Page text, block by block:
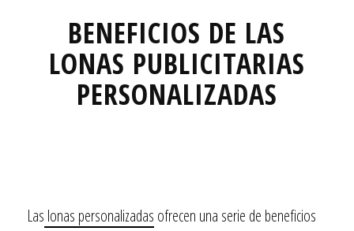
BENEFICIOS DE LAS
LONAS PUBLICITARIAS
PERSONALIZADAS
Las lonas personalizadas ofrecen una serie de beneficios